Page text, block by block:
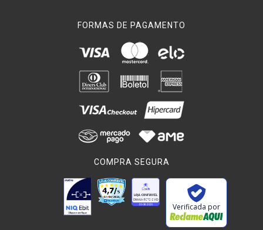
FORMAS DE PAGAMENTO
COMPRA SEGURA
Verificada por